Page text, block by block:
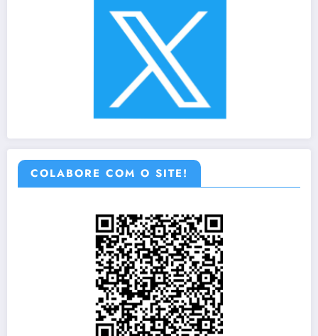
COLABORE COM O SITE!